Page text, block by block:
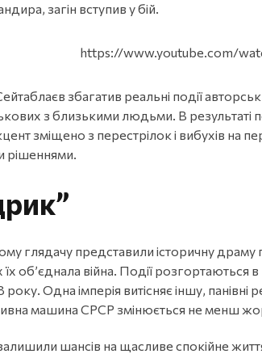
загін вступив у бій.
https://www.youtube.com/
збагатив реальні події
з близькими людьми. В
зміщено з перестрілок і вибухів на
рішеннями.
глядачу представили історичну
їх об’єднала війна. Події
Одна імперія витісняє іншу,
машина СРСР змінюється не менш
шансів на щасливе спокійне